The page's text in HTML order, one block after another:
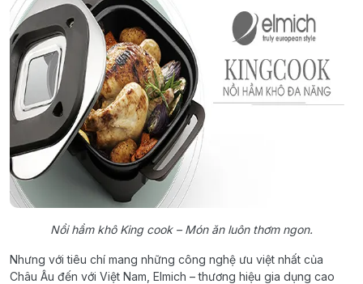
Nồi hầm khô King cook – Món ăn luôn thơm ngon.
Nhưng với tiêu chí mang những công nghệ ưu việt nhất của
Châu Âu đến với Việt Nam, Elmich – thương hiệu gia dụng cao